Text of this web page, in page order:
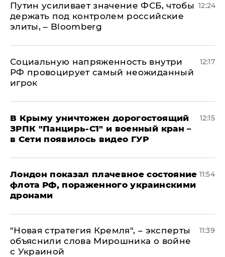
Путин усиливает значение ФСБ, чтобы
держать под контролем российские
элиты, – Bloomberg
12:24
Социальную напряженность внутри
РФ провоцирует самый неожиданный
игрок
12:17
В Крыму уничтожен дорогостоящий
ЗРПК "Панцирь-С1" и военный кран –
в Сети появилось видео ГУР
12:15
Лондон показал плачевное состояние
флота РФ, пораженного украинскими
дронами
11:54
"Новая стратегия Кремля", – эксперты
объяснили слова Мирошника о войне
с Украиной
11:39